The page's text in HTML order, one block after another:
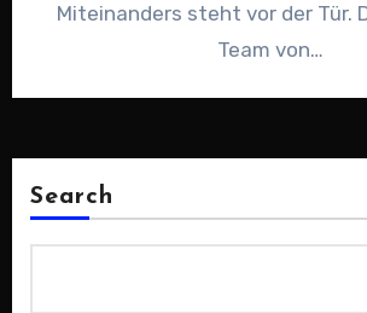
Miteinanders steht vor der Tür.
Team von…
Search